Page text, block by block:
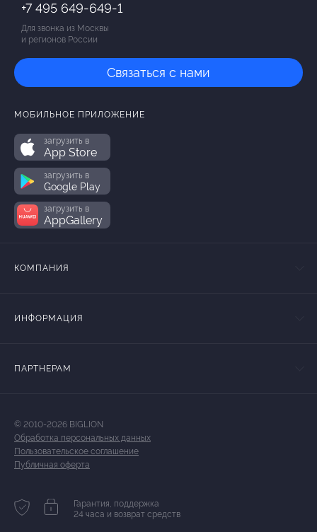
+7 495 649-649-1
Для звонка из Москвы
и регионов России
Связаться с нами
МОБИЛЬНОЕ ПРИЛОЖЕНИЕ
загрузить в
App Store
загрузить в
Google Play
загрузить в
AppGallery
КОМПАНИЯ
ИНФОРМАЦИЯ
ПАРТНЕРАМ
© 2010-2026 BIGLION
Обработка персональных данных
Пользовательское соглашение
Публичная оферта
Гарантия, поддержка
24 часа и возврат средств